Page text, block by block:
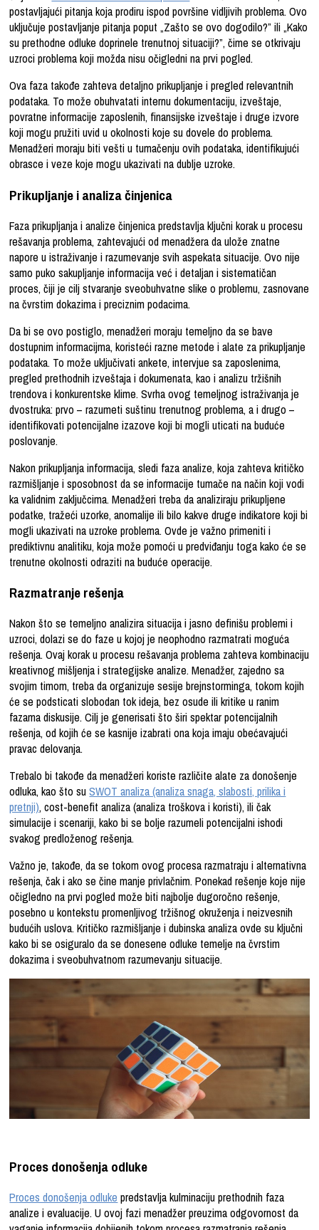
postavljajući pitanja koja prodiru ispod površine vidljivih problema. Ovo
uključuje postavljanje pitanja poput „Zašto se ovo dogodilo?” ili „Kako
su prethodne odluke doprinele trenutnoj situaciji?”, čime se otkrivaju
uzroci problema koji možda nisu očigledni na prvi pogled.
Ova faza takođe zahteva detaljno prikupljanje i pregled relevantnih
podataka. To može obuhvatati internu dokumentaciju, izveštaje,
povratne informacije zaposlenih, finansijske izveštaje i druge izvore
koji mogu pružiti uvid u okolnosti koje su dovele do problema.
Menadžeri moraju biti vešti u tumačenju ovih podataka, identifikujući
obrasce i veze koje mogu ukazivati na dublje uzroke.
Prikupljanje i analiza činjenica
Faza prikupljanja i analize činjenica predstavlja ključni korak u procesu
rešavanja problema, zahtevajući od menadžera da ulože znatne
napore u istraživanje i razumevanje svih aspekata situacije. Ovo nije
samo puko sakupljanje informacija već i detaljan i sistematičan
proces, čiji je cilj stvaranje sveobuhvatne slike o problemu, zasnovane
na čvrstim dokazima i preciznim podacima.
Da bi se ovo postiglo, menadžeri moraju temeljno da se bave
dostupnim informacijma, koristeći razne metode i alate za prikupljanje
podataka. To može uključivati ankete, intervjue sa zaposlenima,
pregled prethodnih izveštaja i dokumenata, kao i analizu tržišnih
trendova i konkurentske klime. Svrha ovog temeljnog istraživanja je
dvostruka: prvo – razumeti suštinu trenutnog problema, a i drugo –
identifikovati potencijalne izazove koji bi mogli uticati na buduće
poslovanje.
Nakon prikupljanja informacija, sledi faza analize, koja zahteva kritičko
razmišljanje i sposobnost da se informacije tumače na način koji vodi
ka validnim zaključcima. Menadžeri treba da analiziraju prikupljene
podatke, tražeći uzorke, anomalije ili bilo kakve druge indikatore koji bi
mogli ukazivati na uzroke problema. Ovde je važno primeniti i
prediktivnu analitiku, koja može pomoći u predviđanju toga kako će se
trenutne okolnosti odraziti na buduće operacije.
Razmatranje rešenja
Nakon što se temeljno analizira situacija i jasno definišu problemi i
uzroci, dolazi se do faze u kojoj je neophodno razmatrati moguća
rešenja. Ovaj korak u procesu rešavanja problema zahteva kombinaciju
kreativnog mišljenja i strategijske analize. Menadžer, zajedno sa
svojim timom, treba da organizuje sesije brejnstorminga, tokom kojih
će se podsticati slobodan tok ideja, bez osude ili kritike u ranim
fazama diskusije. Cilj je generisati što širi spektar potencijalnih
rešenja, od kojih će se kasnije izabrati ona koja imaju obećavajući
pravac delovanja.
Trebalo bi takođe da menadžeri koriste različite alate za donošenje
odluka, kao što suSWOT analiza (analiza snaga, slabosti, prilika i
pretnji), cost-benefit analiza (analiza troškova i koristi), ili čak
simulacije i scenariji, kako bi se bolje razumeli potencijalni ishodi
svakog predloženog rešenja.
Važno je, takođe, da se tokom ovog procesa razmatraju i alternativna
rešenja, čak i ako se čine manje privlačnim. Ponekad rešenje koje nije
očigledno na prvi pogled može biti najbolje dugoročno rešenje,
posebno u kontekstu promenljivog tržišnog okruženja i neizvesnih
budućih uslova. Kritičko razmišljanje i dubinska analiza ovde su ključni
kako bi se osiguralo da se donesene odluke temelje na čvrstim
dokazima i sveobuhvatnom razumevanju situacije.
Proces donošenja odluke
Proces donošenja odluke predstavlja kulminaciju prethodnih faza
analize i evaluacije. U ovoj fazi menadžer preuzima odgovornost da